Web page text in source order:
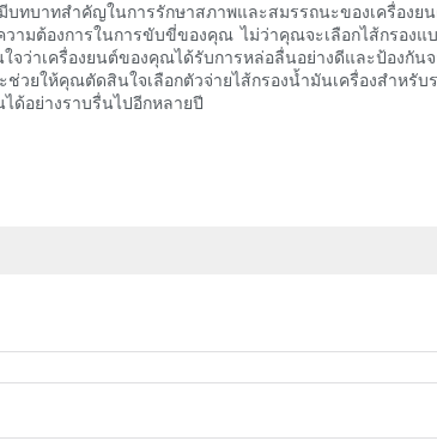
บทบาทสำคัญในการรักษาสภาพและสมรรถนะของเครื่อ
ามต้องการในการขับขี่ของคุณ ไม่ว่าคุณจะเลือกไส้กรอง
จว่าเครื่องยนต์ของคุณได้รับการหล่อลื่นอย่างดีและป้อ
ช่วยให้คุณตัดสินใจเลือกตัวจ่ายไส้กรองน้ำมันเครื่องสำห
ด้อย่างราบรื่นไปอีกหลายปี